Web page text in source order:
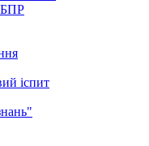
БПР
іспит